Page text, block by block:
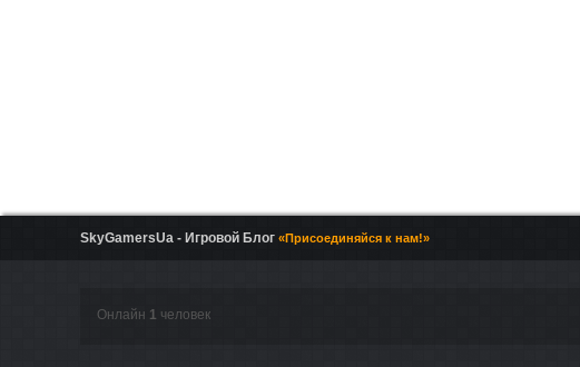
SkyGamersUa - Игровой Блог «Присоединяйся к нам!»
Онлайн 1 человек